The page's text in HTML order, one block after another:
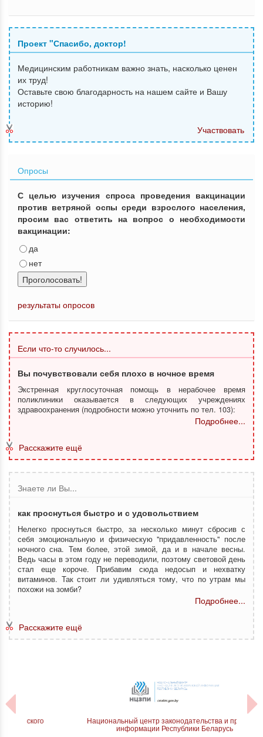
Проект "Спасибо, доктор!
Медицинским работникам важно знать, насколько ценен
их труд!
Оставьте свою благодарность на нашем сайте и Вашу
историю!
Участвовать
Опросы
С целью изучения спроса проведения вакцинации
против ветряной оспы среди взрослого населения,
просим вас ответить на вопрос о необходимости
вакцинации:
да
нет
Проголосовать!
результаты опросов
Если что-то случилось...
Вы почувствовали себя плохо в ночное время
Экстренная круглосуточная помощь в нерабочее время
поликлиники оказывается в следующих учреждениях
здравоохранения (подробности можно уточнить по тел. 103):
Подробнее...
Расскажите ещё
Знаете ли Вы...
как проснуться быстро и с удовольствием
Нелегко проснуться быстро, за несколько минут сбросив с
себя эмоциональную и физическую "придавленность" после
ночного сна. Тем более, этой зимой, да и в начале весны.
Ведь часы в этом году не переводили, поэтому световой день
стал еще короче. Прибавим сюда недосып и нехватку
витаминов. Так стоит ли удивляться тому, что по утрам мы
похожи на зомби?
Подробнее...
Расскажите ещё
Национальный центр законодательства и правовой
информации Республики Беларусь